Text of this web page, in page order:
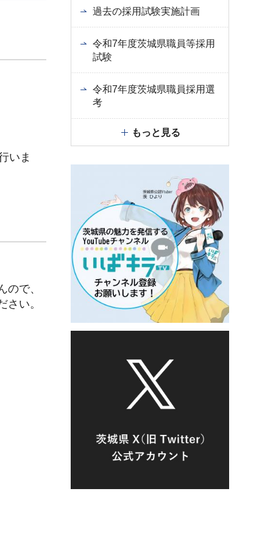
いま
で、
い。
過去の採用試験実施計画
令和7年度茨城県職員等採用
試験
令和7年度茨城県職員採用選
考
もっと見る